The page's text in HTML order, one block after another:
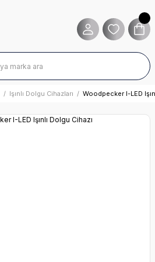
Işınlı Dolgu Cihazları Woodpecker I-LED